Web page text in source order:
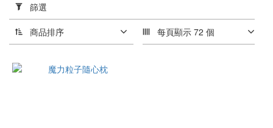
用
篩
選
(0/20)
篩選
商品排序 每頁顯示 72 個